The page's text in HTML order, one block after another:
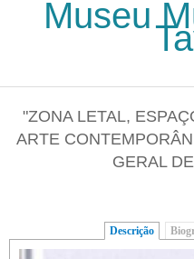
Passar para o conteúdo
Museu
"ZONA LETAL,
ARTE
GERAL
Descrição